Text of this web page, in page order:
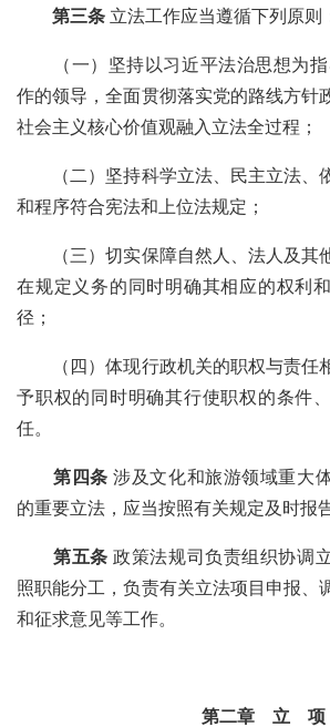
第三条 立法工作应当遵循下列原则
（一）坚持以习近平法治思想为
作的领导，全面贯彻落实党的路线方针
社会主义核心价值观融入立法全过程；
（二）坚持科学立法、民主立法、
和程序符合宪法和上位法规定；
（三）切实保障自然人、法人及其
在规定义务的同时明确其相应的权利
径；
（四）体现行政机关的职权与责任
予职权的同时明确其行使职权的条件
任。
第四条 涉及文化和旅游领域重大
的重要立法，应当按照有关规定及时报
第五条 政策法规司负责组织协调
照职能分工，负责有关立法项目申报、
和征求意见等工作。
第二章 立 项